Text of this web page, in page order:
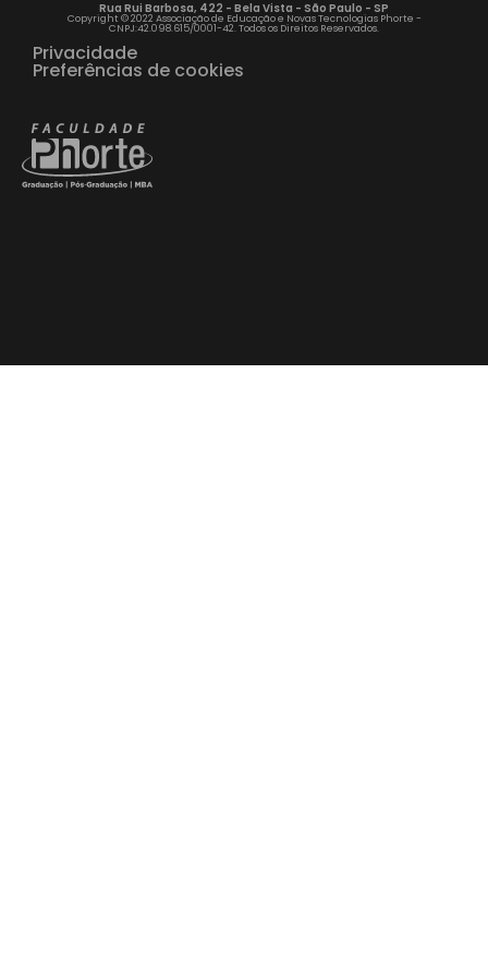
Rua Rui Barbosa, 422 - Bela Vista - São Paulo - SP
Copyright © 2022 Associação de Educação e Novas Tecnologias Phorte -
CNPJ:42.098.615/0001-42. Todos os Direitos Reservados.
Privacidade
Preferências de cookies